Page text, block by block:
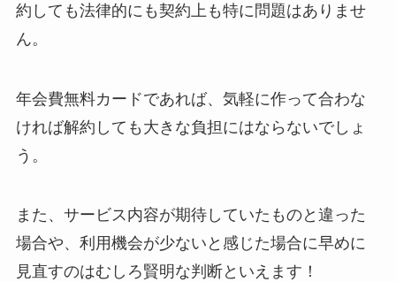
る方法ある？
い時の裏ワザ
する方法を完全攻略
約しても法律的にも契約上も特に問題はありませ
ん。
年会費無料カードであれば、気軽に作って合わな
ければ解約しても大きな負担にはならないでしょ
う。
また、サービス内容が期待していたものと違った
場合や、利用機会が少ないと感じた場合に早めに
見直すのはむしろ賢明な判断といえます！